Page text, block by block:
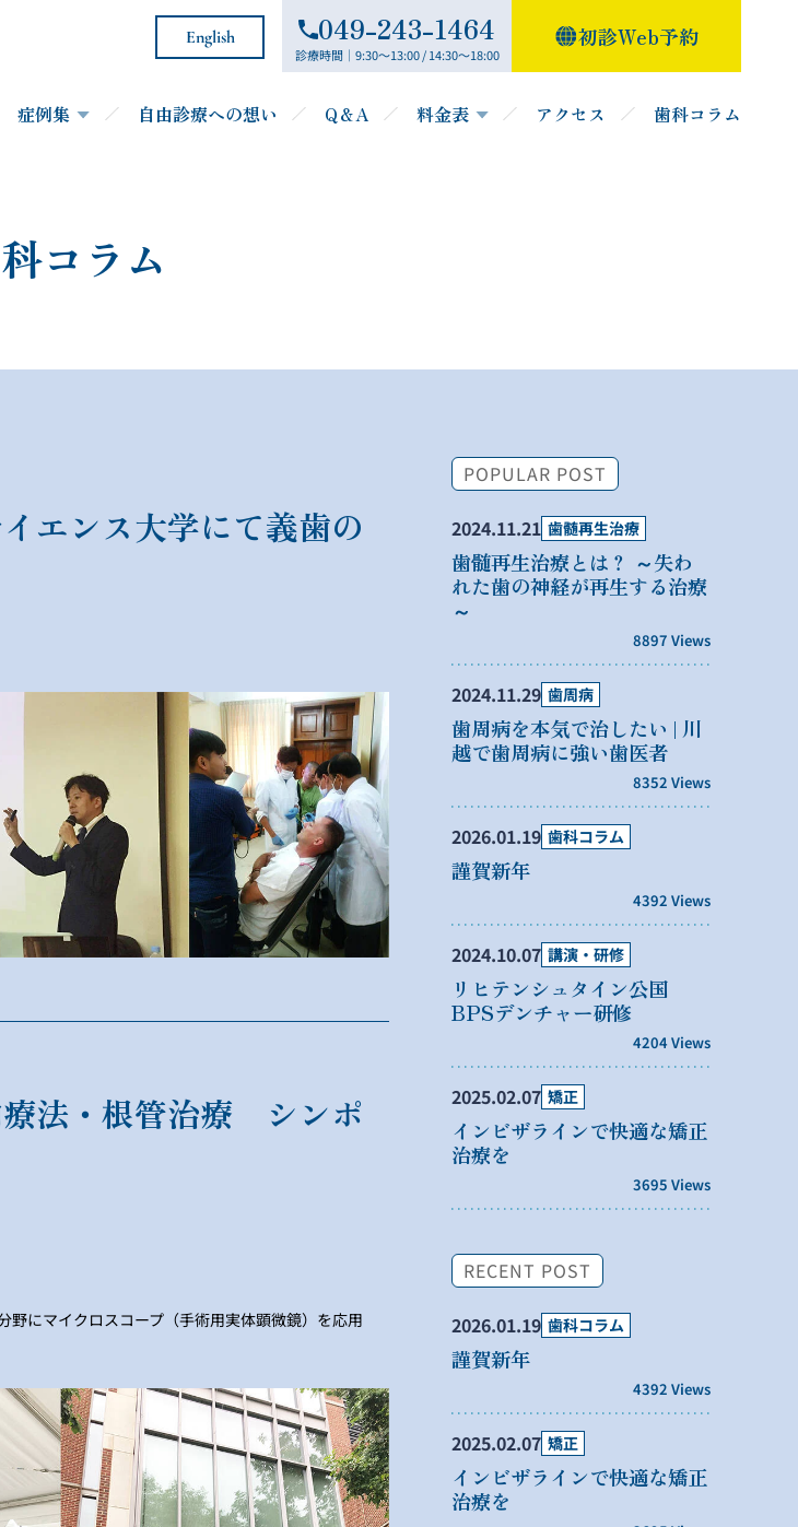
English 049-243-1464
診療時間｜9:30～13:00 / 14:30～18:00
初診Web予約
症例集 自由診療への想い Q＆A 料金表 アクセス 歯科コラム
コラム
ンス大学にて義歯の
法・根管治療 シンポ
にマイクロスコープ（手術用実体顕微鏡）を応用
POPULAR POST
2024.11.21 歯髄再生治療
歯髄再生治療とは？ ～失わ
れた歯の神経が再生する治療
～
8897 Views
2024.11.29 歯周病
歯周病を本気で治したい | 川
越で歯周病に強い歯医者
8352 Views
2026.01.19 歯科コラム
謹賀新年
4392 Views
2024.10.07 講演・研修
リヒテンシュタイン公国
BPSデンチャー研修
4204 Views
2025.02.07 矯正
インビザラインで快適な矯正
治療を
3695 Views
RECENT POST
2026.01.19 歯科コラム
謹賀新年
4392 Views
2025.02.07 矯正
インビザラインで快適な矯正
治療を